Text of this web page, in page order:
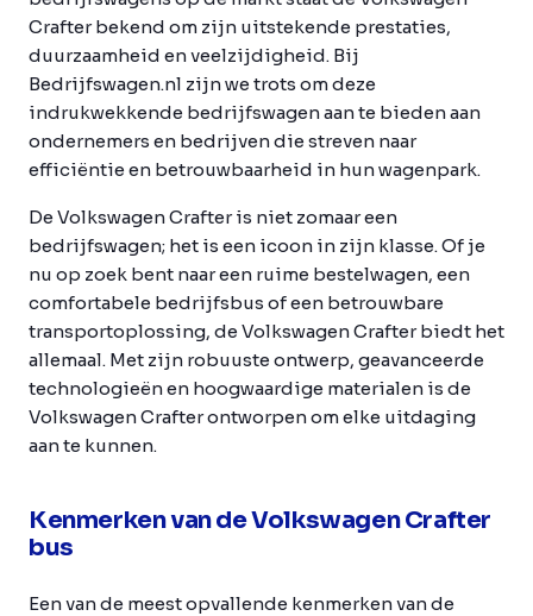
Crafter bekend om zijn uitstekende prestaties,
duurzaamheid en veelzijdigheid. Bij
Bedrijfswagen.nl zijn we trots om deze
indrukwekkende bedrijfswagen aan te bieden aan
ondernemers en bedrijven die streven naar
efficiëntie en betrouwbaarheid in hun wagenpark.
De Volkswagen Crafter is niet zomaar een
bedrijfswagen; het is een icoon in zijn klasse. Of je
nu op zoek bent naar een ruime bestelwagen, een
comfortabele bedrijfsbus of een betrouwbare
transportoplossing, de Volkswagen Crafter biedt het
allemaal. Met zijn robuuste ontwerp, geavanceerde
technologieën en hoogwaardige materialen is de
Volkswagen Crafter ontworpen om elke uitdaging
aan te kunnen.
Kenmerken van de Volkswagen Crafter
bus
Een van de meest opvallende kenmerken van de